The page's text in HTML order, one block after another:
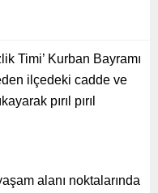
Timi’ Kurban Bayramı
ilçedeki cadde ve
pırıl pırıl
alanı noktalarında